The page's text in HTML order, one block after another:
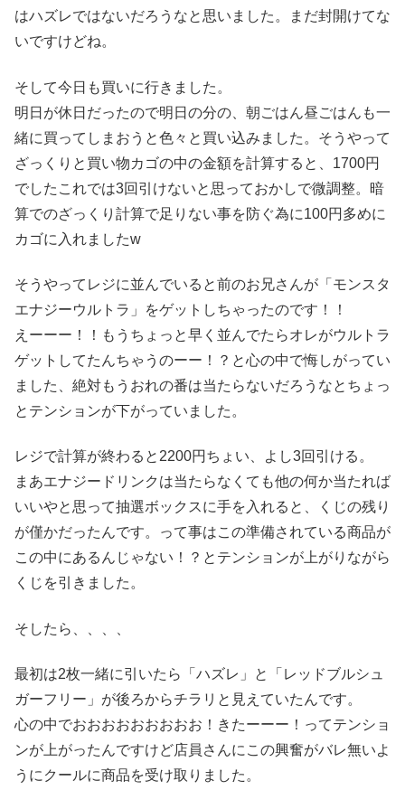
はハズレではないだろうなと思いました。まだ封開けてな
いですけどね。
そして今日も買いに行きました。
明日が休日だったので明日の分の、朝ごはん昼ごはんも一
緒に買ってしまおうと色々と買い込みました。そうやって
ざっくりと買い物カゴの中の金額を計算すると、1700円
でしたこれでは3回引けないと思っておかしで微調整。暗
算でのざっくり計算で足りない事を防ぐ為に100円多めに
カゴに入れましたw
そうやってレジに並んでいると前のお兄さんが「モンスタ
エナジーウルトラ」をゲットしちゃったのです！！
えーーー！！もうちょっと早く並んでたらオレがウルトラ
ゲットしてたんちゃうのーー！？と心の中で悔しがってい
ました、絶対もうおれの番は当たらないだろうなとちょっ
とテンションが下がっていました。
レジで計算が終わると2200円ちょい、よし3回引ける。
まあエナジードリンクは当たらなくても他の何か当たれば
いいやと思って抽選ボックスに手を入れると、くじの残り
が僅かだったんです。って事はこの準備されている商品が
この中にあるんじゃない！？とテンションが上がりながら
くじを引きました。
そしたら、、、、
最初は2枚一緒に引いたら「ハズレ」と「レッドブルシュ
ガーフリー」が後ろからチラリと見えていたんです。
心の中でおおおおおおおおお！きたーーー！ってテンショ
ンが上がったんですけど店員さんにこの興奮がバレ無いよ
うにクールに商品を受け取りました。